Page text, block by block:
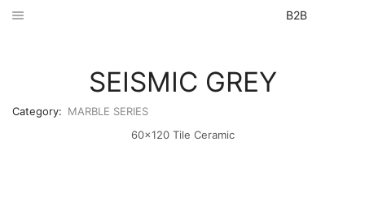
B2B
SEISMIC GREY
Category: MARBLE SERIES
60×120 Tile Ceramic